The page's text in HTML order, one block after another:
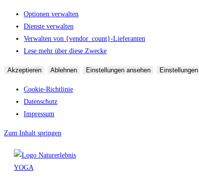
Optionen verwalten
Dienste verwalten
Verwalten von {vendor_count}-Lieferanten
Lese mehr über diese Zwecke
Akzeptieren Ablehnen Einstellungen ansehen
Cookie-Richtlinie
Datenschutz
Impressum
Zum Inhalt springen